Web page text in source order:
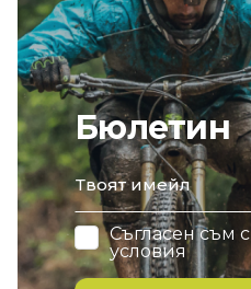
Бюлетин
email
Съгласен съм с
условия